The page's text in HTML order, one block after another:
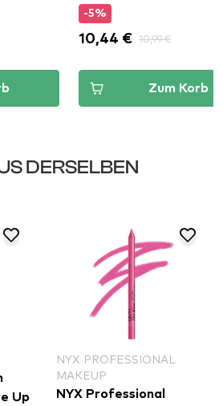
-5%
10,44 € 10,99 €
Zum Korb
DERSELBEN
Up
NYX PROFESSIONAL
MAKEUP
NYX Professional